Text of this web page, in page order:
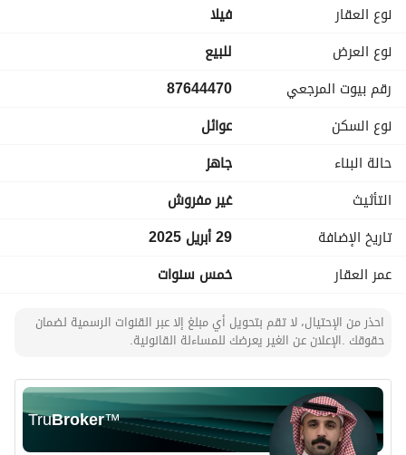
نوع العقار
فیلا
نوع العرض
للبيع
رقم بيوت المرجعي
87644470
نوع السكن
عوائل
حالة البناء
جاهز
التأثيث
غير مفروش
تاريخ الإضافة
29 أبريل 2025
عمر العقار
خمس سنوات
احذر من الإحتيال، لا تقم بتحويل أي مبلغ إلا عبر القنوات الرسمية لضمان
حقوقك .الإعلان عن الغير يعرضك للمساءلة القانونية.
TruBroker™